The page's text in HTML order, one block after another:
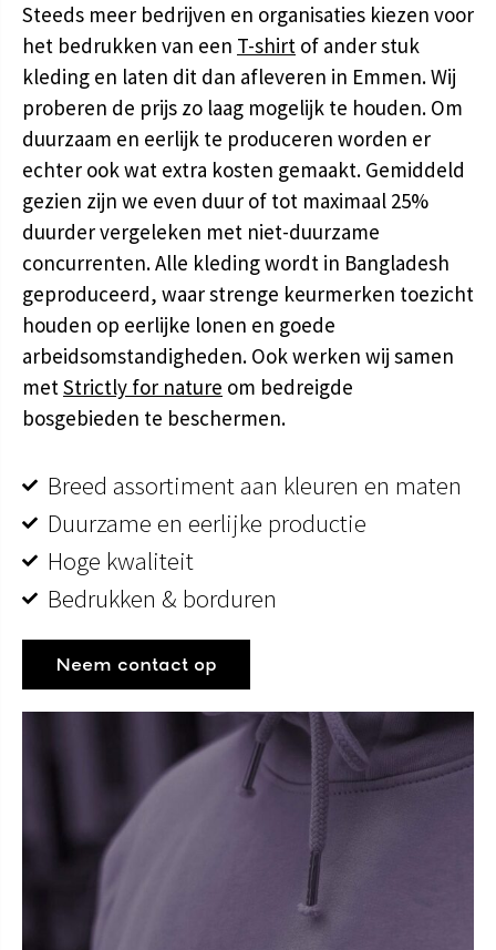
Steeds meer bedrijven en organisaties kiezen voor
het bedrukken van een T-shirt of ander stuk
kleding en laten dit dan afleveren in Emmen. Wij
proberen de prijs zo laag mogelijk te houden. Om
duurzaam en eerlijk te produceren worden er
echter ook wat extra kosten gemaakt. Gemiddeld
gezien zijn we even duur of tot maximaal 25%
duurder vergeleken met niet-duurzame
concurrenten. Alle kleding wordt in Bangladesh
geproduceerd, waar strenge keurmerken toezicht
houden op eerlijke lonen en goede
arbeidsomstandigheden. Ook werken wij samen
metStrictly for nature om bedreigde
bosgebieden te beschermen.
Breed assortiment aan kleuren en maten
Duurzame en eerlijke productie
Hoge kwaliteit
Bedrukken & borduren
Neem contact op